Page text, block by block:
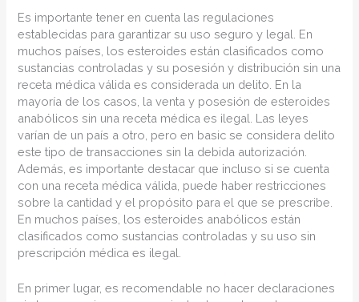
Es importante tener en cuenta las regulaciones
establecidas para garantizar su uso seguro y legal. En
muchos países, los esteroides están clasificados como
sustancias controladas y su posesión y distribución sin una
receta médica válida es considerada un delito. En la
mayoría de los casos, la venta y posesión de esteroides
anabólicos sin una receta médica es ilegal. Las leyes
varían de un país a otro, pero en basic se considera delito
este tipo de transacciones sin la debida autorización.
Además, es importante destacar que incluso si se cuenta
con una receta médica válida, puede haber restricciones
sobre la cantidad y el propósito para el que se prescribe.
En muchos países, los esteroides anabólicos están
clasificados como sustancias controladas y su uso sin
prescripción médica es ilegal.
En primer lugar, es recomendable no hacer declaraciones